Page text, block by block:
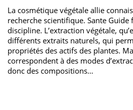
La cosmétique végétale allie
recherche scientifique. Sante
discipline. L’extraction végétale,
différents extraits naturels, qui
propriétés des actifs des plantes.
correspondent à des modes
donc des compositions…